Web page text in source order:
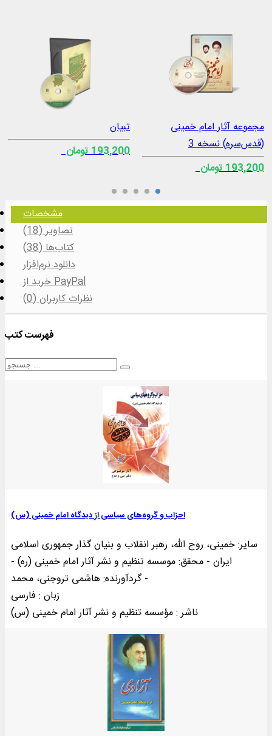
مجموعه آثار امام خمینی
(‌قدس‌سره) نسخه 3
193,200 تومان
تبیان
193,200 تومان
مشخصات
تصاویر (18)
کتاب‌ها (38)
دانلود نرم‌افزار
خرید از PayPal
نظرات کاربران (0)
فهرست کتب
احزاب و گروه‌های سیاسی از دیدگاه امام خمینی (س)
سایر: خمینی‌، روح الله، رهبر انقلاب و بنیان گذار جمهوری اسلامی
ایران - محقق: موسسه تنظیم و نشر آثار امام خمینی (ره) -
گردآورنده: هاشمی تروجنی، محمد -
زبان : فارسی
ناشر : مؤسسه تنظيم و نشر آثار امام خمينی (س)